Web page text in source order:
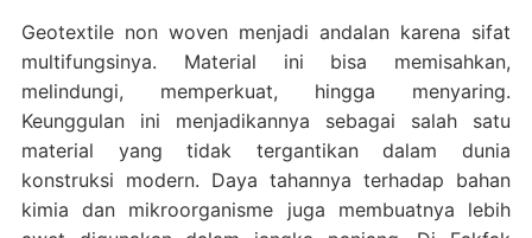
Geotextile non woven menjadi andalan karena sifat
multifungsinya. Material ini bisa memisahkan,
melindungi, memperkuat, hingga menyaring.
Keunggulan ini menjadikannya sebagai salah satu
material yang tidak tergantikan dalam dunia
konstruksi modern. Daya tahannya terhadap bahan
kimia dan mikroorganisme juga membuatnya lebih